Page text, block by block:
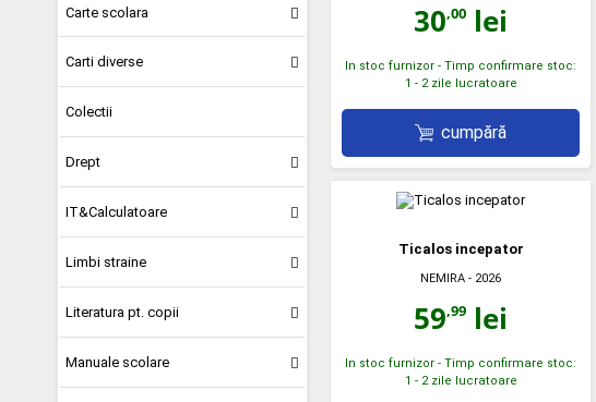
Carte scolara
Carti diverse
Colectii
Drept
IT&Calculatoare
Limbi straine
Literatura pt. copii
Manuale scolare
30,00 lei
In stoc furnizor - Timp confirmare stoc:
1 - 2 zile lucratoare
cumpără
Ticalos incepator
NEMIRA - 2026
59,99 lei
In stoc furnizor - Timp confirmare stoc:
1 - 2 zile lucratoare